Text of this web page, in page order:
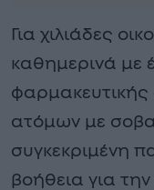
Για χιλιάδες
καθημερινά με
ατόμων με
συγκεκριμένη
βοήθεια για